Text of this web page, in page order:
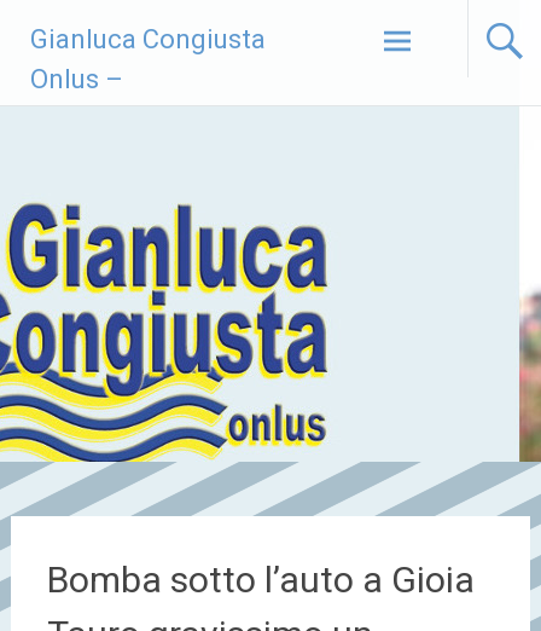
contenuto
Gianluca Congiusta
Onlus –
Bomba sotto l’auto a Gioia